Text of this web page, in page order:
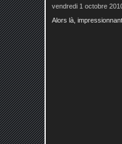
vendredi 1 octobre
Alors là,